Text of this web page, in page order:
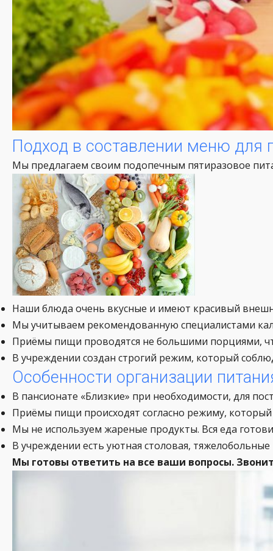
Подход в составлении меню для
Мы предлагаем своим подопечным пятиразовое
Наши блюда очень вкусные и имеют красивый
Мы учитываем рекомендованную специалистами
Приёмы пищи проводятся не большими порциями,
В учреждении создан строгий режим, который
Особенности организации
В пансионате «Близкие» при необходимости, для
Приёмы пищи происходят согласно режиму,
Мы не используем жареные продукты. Вся еда
В учреждении есть уютная столовая,
Мы готовы ответить на все ваши вопросы.